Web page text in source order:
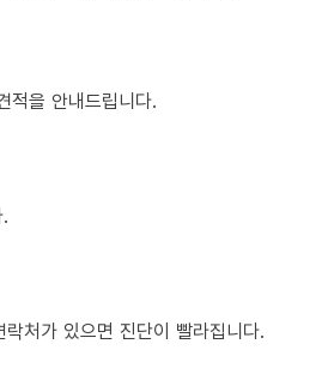
적을 안내드립니다.
처가 있으면 진단이 빨라집니다.